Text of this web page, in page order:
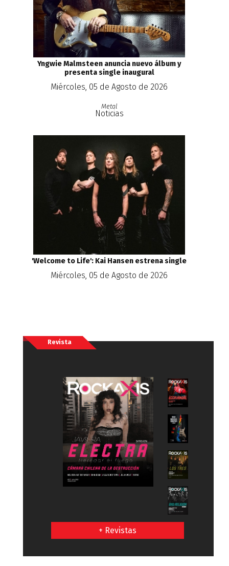
Yngwie Malmsteen anuncia nuevo álbum y
presenta single inaugural
Miércoles, 05 de Agosto de 2026
Metal
Noticias
'Welcome to Life': Kai Hansen estrena single
Miércoles, 05 de Agosto de 2026
Revista
+ Revistas